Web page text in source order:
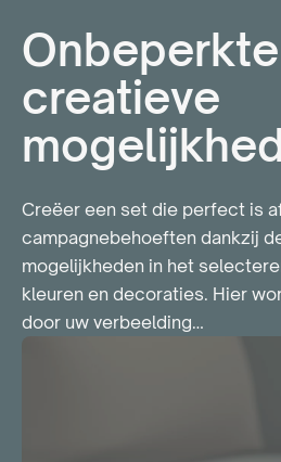
Onbeperkte
creatieve
Creëer een set die perfect is
campagnebehoeften dankzij
mogelijkheden in het
kleuren en decoraties. Hier
door uw verbeelding…